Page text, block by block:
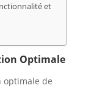
et
Optimale
optimale de